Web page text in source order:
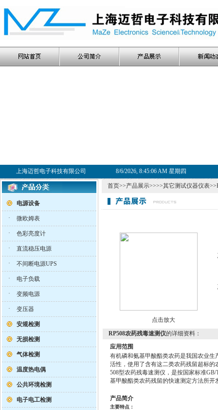
上海迈哲电子科技有限公司 8/6/2026, 8:45:07 AM 星期四
电源设备
· 微欧姆表
· 色彩亮度计
· 直流稳压电源
· 不间断电源UPS
· 电子负载
· 变频电源
· 变压器
安规检测
无损检测
气体检测
温度热电偶
公共环境检测
电子电工检测
首页>>产品展示>>>>其它测试仪器仪表
点击放大
RP508农药残毒速测仪的详细资料：
应用范围
有机磷和氨基甲酸酯类农药是我国农业
活性，使用了含有这二类农药残留超标
508型农药残毒速测仪，是按国家标准
基甲酸酯类农药残留的快速测定方法所开
产品简介
主要特点：